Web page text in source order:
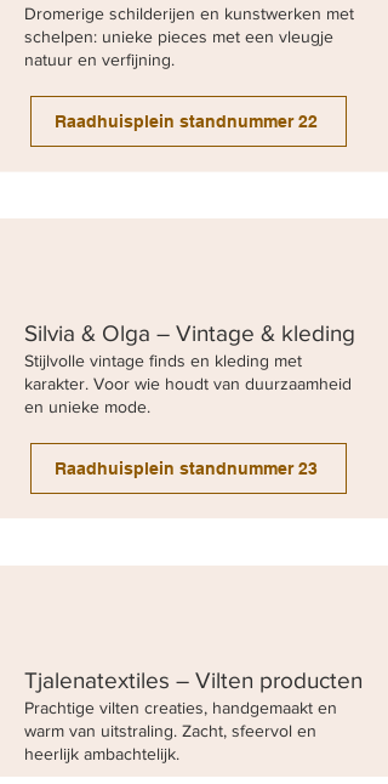
Dromerige schilderijen en kunstwerken met
schelpen: unieke pieces met een vleugje
natuur en verfijning.
Raadhuisplein standnummer 22
Silvia & Olga – Vintage & kleding
Stijlvolle vintage finds en kleding met
karakter. Voor wie houdt van duurzaamheid
en unieke mode.
Raadhuisplein standnummer 23
Tjalenatextiles – Vilten producten
Prachtige vilten creaties, handgemaakt en
warm van uitstraling. Zacht, sfeervol en
heerlijk ambachtelijk.